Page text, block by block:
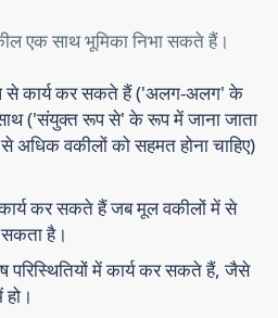
एक साथ भूमिका निभा सकते हैं।
से कार्य कर सकते हैं ('अलग-अलग' के
('संयुक्त रूप से' के रूप में जाना जाता
वकीलों को सहमत होना चाहिए)
कर सकते हैं जब मूल वकीलों में से
सकता है।
में कार्य कर सकते हैं, जैसे